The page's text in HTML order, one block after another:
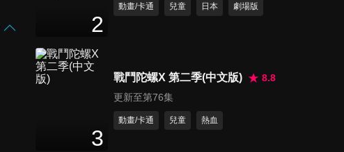
25分鐘
26分鐘
第241集 玩具外星人/變身樹葉
2
動畫/卡通 兒童 日本 劇場版
3
戰鬥陀螺X 第二季(中文版)
8.8
更新至第76集
動畫/卡通 兒童 熱血